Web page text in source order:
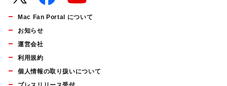
Mac Fan Portal について
お知らせ
運営会社
利用規約
個人情報の取り扱いについて